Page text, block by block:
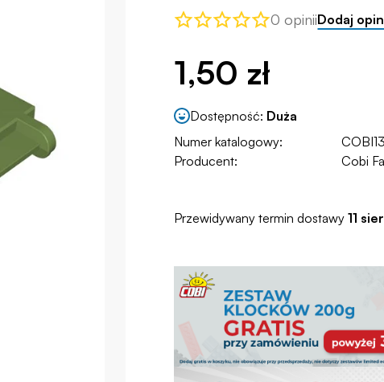
0 opiniiDodaj
1,50 zł
Dostępność: Duża
Numer katalogowy:
Producent:
Cobi
Przewidywany termin dostawy 11